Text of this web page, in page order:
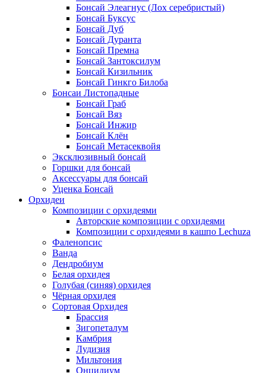
Бонсай Элеагнус (Лох серебристый)
Бонсай Буксус
Бонсай Дуб
Бонсай Дуранта
Бонсай Премна
Бонсай Зантоксилум
Бонсай Кизильник
Бонсай Гинкго Билоба
Бонсаи Листопадные
Бонсай Граб
Бонсай Вяз
Бонсай Инжир
Бонсай Клён
Бонсай Метасеквойя
Эксклюзивный бонсай
Горшки для бонсай
Аксессуары для бонсай
Уценка Бонсай
Орхидеи
Композиции с орхидеями
Авторские композиции с орхидеями
Композиции с орхидеями в кашпо Lechuza
Фаленопсис
Ванда
Дендробиум
Белая орхидея
Голубая (синяя) орхидея
Чёрная орхидея
Сортовая Орхидея
Брассия
Зигопеталум
Камбрия
Лудизия
Мильтония
Онцидиум